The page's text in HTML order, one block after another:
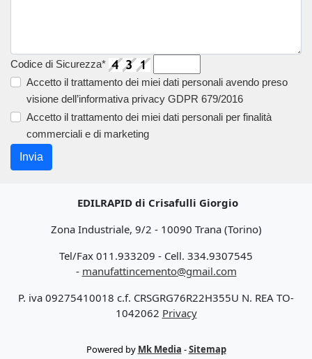
Codice di Sicurezza*
Accetto il trattamento dei miei dati personali avendo preso
visione dell’informativa privacy GDPR 679/2016
Accetto il trattamento dei miei dati personali per finalità
commerciali e di marketing
Invia
EDILRAPID di Crisafulli Giorgio
Zona Industriale, 9/2 - 10090 Trana (Torino)
Tel/Fax 011.933209 - Cell. 334.9307545
- manufattincemento@gmail.com
P. iva 09275410018 c.f. CRSGRG76R22H355U N. REA TO-
1042062 Privacy
Powered by Mk Media -Sitemap